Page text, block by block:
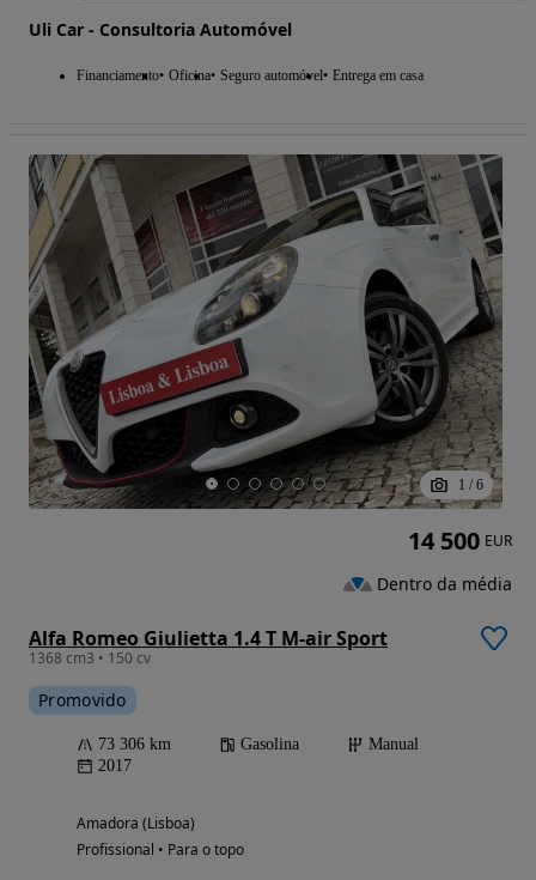
Uli Car - Consultoria Automóvel
Financiamento Oficina Seguro automóvel Entrega em casa
1 / 6
Alfa Romeo Giulietta 1.4 T M-air Sport
1368 cm3 • 150 cv
Promovido
73 306 km Gasolina
Manual
2017
Amadora (Lisboa)
Profissional • Para o topo
14 500 EUR
Dentro da média